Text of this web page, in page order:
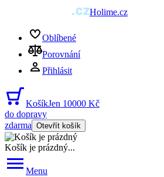
Holime.cz
Oblíbené
Porovnání
Přihlásit
KošíkJen 10000 Kč
do dopravy
zdarma Otevřít košík
Košík je prázdný...
Menu